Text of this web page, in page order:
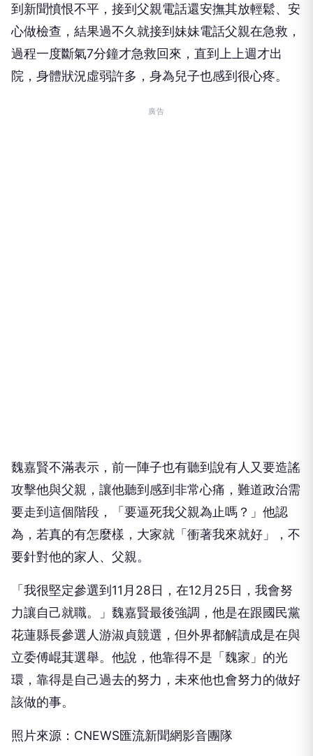
到新聞憤恨不平，接到父親電話還安撫其放輕鬆、安
心做檢查，結果過不久就接到妹妹電話父親在急救，
過程一度斷氣7分鐘才急救回來，直到上上週才出
院，身體狀況虛弱許多，身為兒子也感到很心疼。
廣告
魏嘉賢不滿表示，前一陣子也有聽到說有人又要造謠
攻擊他與父親，讓他聽到感到非常心痛，難道政治需
要走到這個階段，「要逼死我父親為止嗎？」他認
為，若真的有怎麼樣，大家就「衝著我來就好」，不
要針對他的家人、父親。
「我很堅定參選到11月28日，在12月25日，我會努
力讓自己就職。」魏嘉賢最後強調，他是在跟國民黨
花蓮縣長參選人游淑貞競選，但外界都解讀成是在與
立委傅崐萁選舉。他說，他靠得不是「魏家」的光
環，靠得是自己過去的努力，未來他也會努力的做好
該做的事。
照片來源：CNEWS匯流新聞網影音團隊